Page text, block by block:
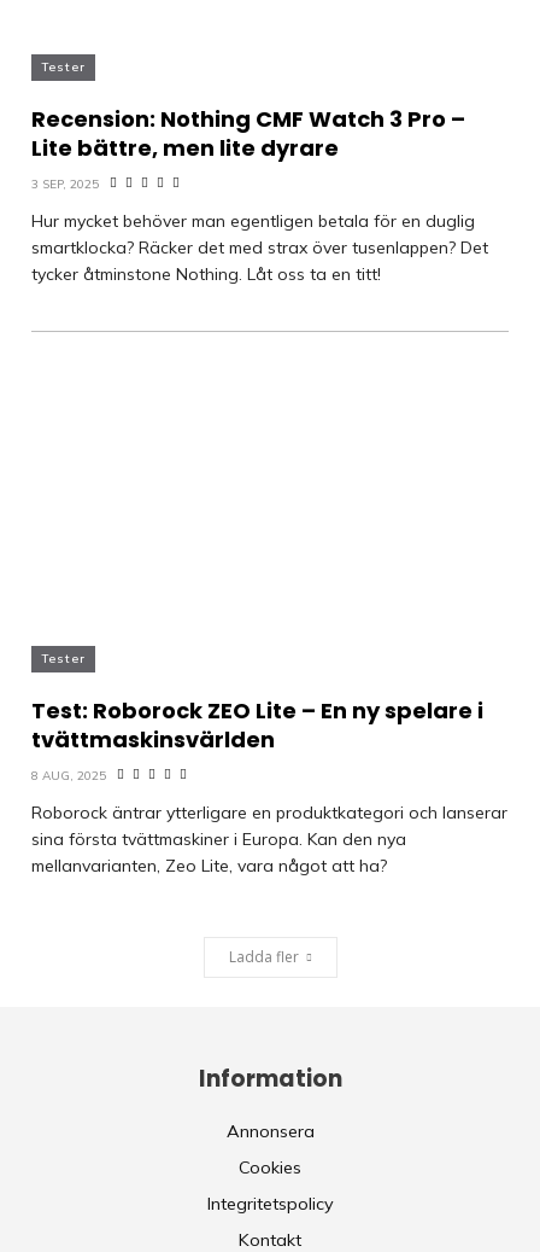
Tester
Recension: Nothing CMF Watch 3 Pro –
Lite bättre, men lite dyrare
3 SEP, 2025
Hur mycket behöver man egentligen betala för en duglig
smartklocka? Räcker det med strax över tusenlappen? Det
tycker åtminstone Nothing. Låt oss ta en titt!
Tester
Test: Roborock ZEO Lite – En ny spelare i
tvättmaskinsvärlden
8 AUG, 2025
Roborock äntrar ytterligare en produktkategori och lanserar
sina första tvättmaskiner i Europa. Kan den nya
mellanvarianten, Zeo Lite, vara något att ha?
Ladda fler
Information
Annonsera
Cookies
Integritetspolicy
Kontakt